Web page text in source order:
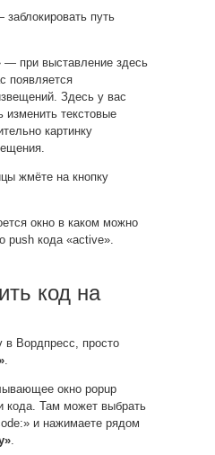
заблокировать путь
— при выставление здесь
появляется
Здесь у вас
изменить текстовые
картинку
жмёте на кнопку
окно в каком можно
push кода «active».
код на
в Вордпресс, просто
окно popup
кода. Там может выбрать
и нажимаете рядом